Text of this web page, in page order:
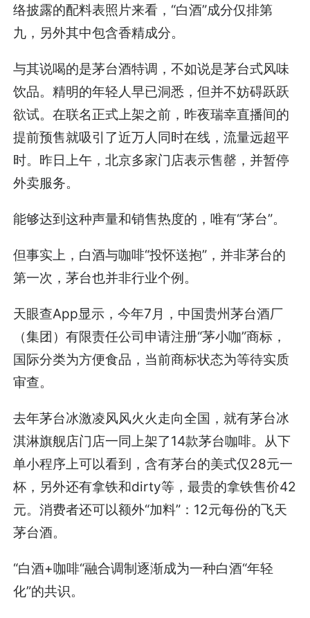
络披露的配料表照片来看，“白酒”成分仅排第
九，另外其中包含香精成分。
与其说喝的是茅台酒特调，不如说是茅台式风味
饮品。精明的年轻人早已洞悉，但并不妨碍跃跃
欲试。在联名正式上架之前，昨夜瑞幸直播间的
提前预售就吸引了近万人同时在线，流量远超平
时。昨日上午，北京多家门店表示售罄，并暂停
外卖服务。
能够达到这种声量和销售热度的，唯有“茅台”。
但事实上，白酒与咖啡“投怀送抱”，并非茅台的
第一次，茅台也并非行业个例。
天眼查App显示，今年7月，中国贵州茅台酒厂
（集团）有限责任公司申请注册“茅小咖”商标，
国际分类为方便食品，当前商标状态为等待实质
审查。
去年茅台冰激凌风风火火走向全国，就有茅台冰
淇淋旗舰店门店一同上架了14款茅台咖啡。从下
单小程序上可以看到，含有茅台的美式仅28元一
杯，另外还有拿铁和dirty等，最贵的拿铁售价42
元。消费者还可以额外“加料”：12元每份的飞天
茅台酒。
“白酒+咖啡“融合调制逐渐成为一种白酒“年轻
化”的共识。